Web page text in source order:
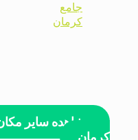
مشاهده سایر